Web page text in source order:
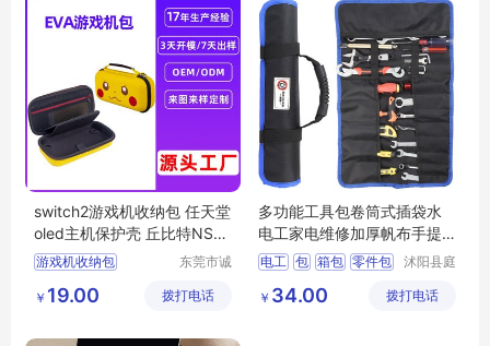
switch2游戏机收纳包 任天堂
oled主机保护壳 丘比特NS防
护硬壳包
游戏机收纳包
switch2收纳包
东莞市诚
限公司
￥ 19.00 拨打电话
多功能工具包卷筒式插袋水
电工家电维修加厚帆布手提
式安装收纳包
电工 包 箱包 零件包
沭阳县庭
商务有限
￥ 34.00 拨打电话